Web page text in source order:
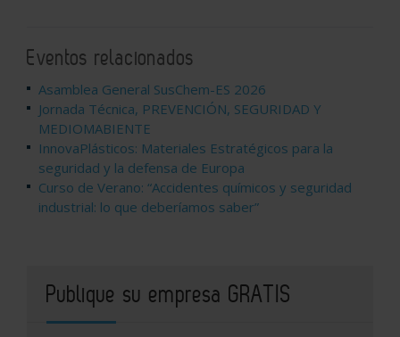
Eventos relacionados
Asamblea General SusChem-ES 2026
Jornada Técnica, PREVENCIÓN, SEGURIDAD Y
MEDIOMABIENTE
InnovaPlásticos: Materiales Estratégicos para la
seguridad y la defensa de Europa
Curso de Verano: “Accidentes químicos y seguridad
industrial: lo que deberíamos saber”
Publique su empresa GRATIS